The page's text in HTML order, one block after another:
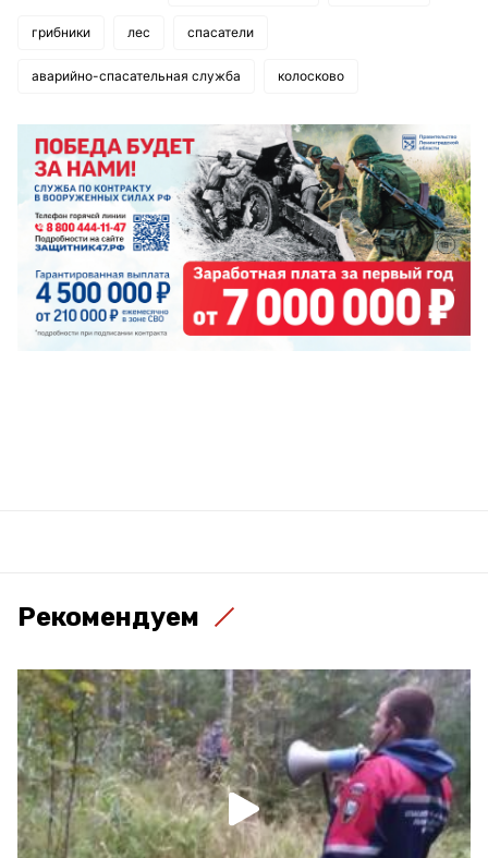
грибники лес спасатели
аварийно-спасательная служба колосково
Рекомендуем